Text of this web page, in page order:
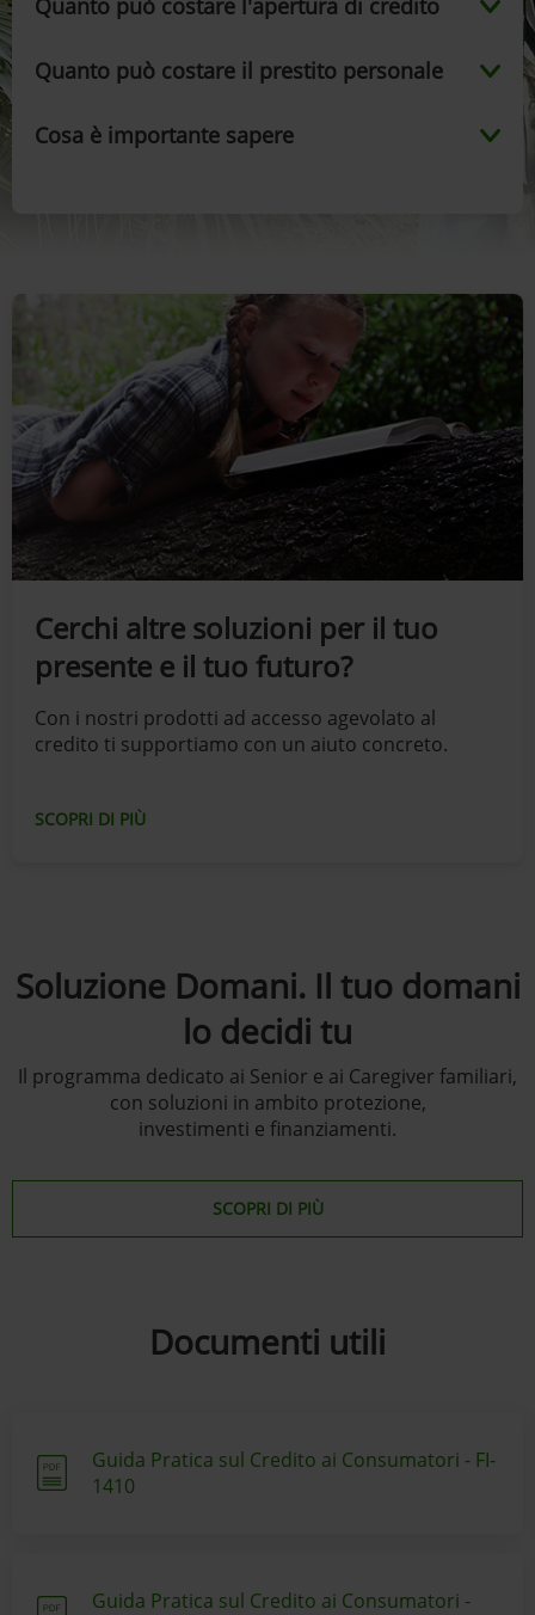
Quanto può costare l'apertura di credito
Quanto può costare il prestito personale
Cosa è importante sapere
Cerchi altre soluzioni per il tuo
presente e il tuo futuro?
Con i nostri prodotti ad accesso agevolato al
credito ti supportiamo con un aiuto concreto.
SCOPRI DI PIÙ
Soluzione Domani. Il tuo domani
lo decidi tu
Il programma dedicato ai Senior e ai Caregiver familiari,
con soluzioni in ambito protezione,
investimenti e finanziamenti.
SCOPRI DI PIÙ
Documenti utili
Guida Pratica sul Credito ai Consumatori - FI-
1410
Guida Pratica sul Credito ai Consumatori -